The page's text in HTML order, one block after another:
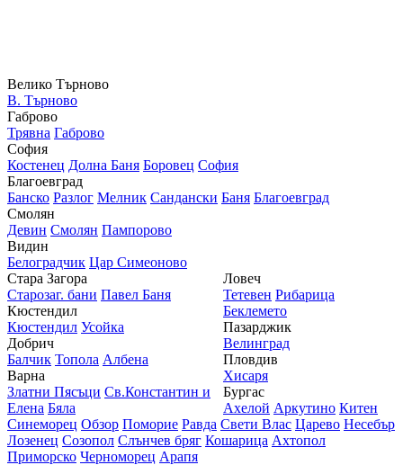
Велико Търново
В. Търново
Габрово
Трявна Габрово
София
Костенец Долна Баня Боровец София
Благоевград
Банско Разлог Мелник Сандански Баня Благоевград
Смолян
Девин Смолян Пампорово
Видин
Белоградчик Цар Симеоново
Стара Загора
Старозаг. бани Павел Баня
Кюстендил
Кюстендил Усойка
Добрич
Балчик Топола Албена
Варна
Златни Пясъци Св.Константин и
Елена Бяла
Ловеч
Тетевен Рибарица
Беклемето
Пазарджик
Велинград
Пловдив
Хисаря
Бургас
Ахелой Аркутино Китен
Синеморец Обзор Поморие Равда Свети Влас Царево Несебър
Лозенец Созопол Слънчев бряг Кошарица Ахтопол
Приморско Черноморец Арапя